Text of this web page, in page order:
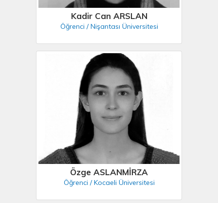
Kadir Can ARSLAN
Öğrenci / Nişantası Üniversitesi
Özge ASLANMİRZA
Öğrenci / Kocaeli Üniversitesi